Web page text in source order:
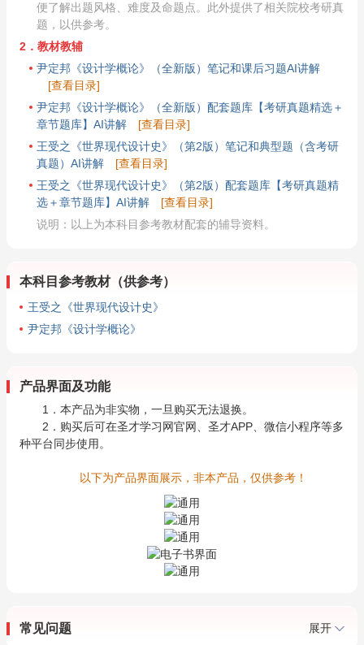
便了解出题风格、难度及命题点。此外提供了相关院校考研真
题，以供参考。
2．教材教辅
尹定邦《设计学概论》（全新版）笔记和课后习题AI讲解
[查看目录]
尹定邦《设计学概论》（全新版）配套题库【考研真题精选＋
章节题库】AI讲解
[查看目录]
王受之《世界现代设计史》（第2版）笔记和典型题（含考研
真题）AI讲解
[查看目录]
王受之《世界现代设计史》（第2版）配套题库【考研真题精
选＋章节题库】AI讲解
[查看目录]
说明：以上为本科目参考教材配套的辅导资料。
本科目参考教材（供参考）
王受之《世界现代设计史》
尹定邦《设计学概论》
产品界面及功能
1．本产品为非实物，一旦购买无法退换。
2．购买后可在圣才学习网官网、圣才APP、微信小程序等多
种平台同步使用。
以下为产品界面展示，非本产品，仅供参考！
常见问题 展开